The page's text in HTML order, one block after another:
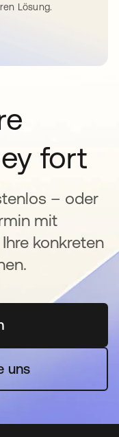
Lösung.
fort
– oder
mit
konkreten
einer neuen
uns